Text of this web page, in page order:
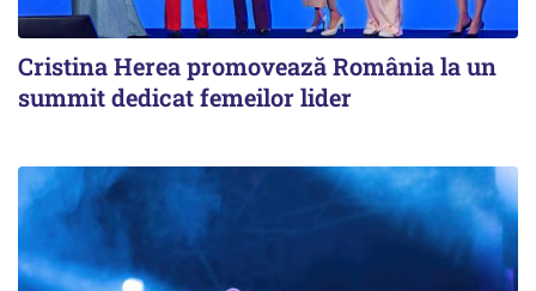
Cristina Herea promovează România la un
summit dedicat femeilor lider